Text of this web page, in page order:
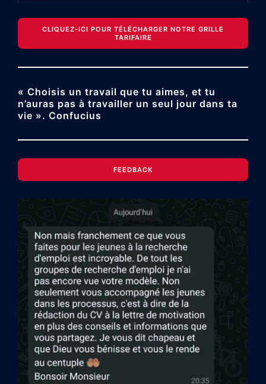
CLIQUEZ-ICI POUR TÉLÉCHARGER NOTRE GRILLE
TARIFAIRE
« Choisis un travail que tu aimes, et tu
n’auras pas à travailler un seul jour dans ta
vie ». Confucius
FEEDBACK